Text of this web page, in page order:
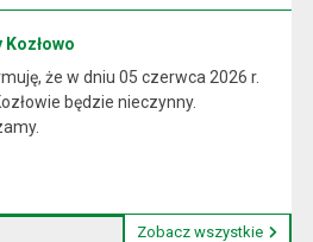
że w dniu 05 czerwca 2026 r.
będzie nieczynny.
Zobacz wszystkie